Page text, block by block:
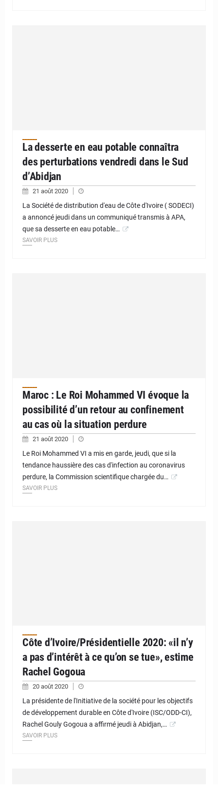
La desserte en eau potable connaîtra
des perturbations vendredi dans le Sud
d’Abidjan
21 août 2020
La Société de distribution d'eau de Côte d'Ivoire ( SODECI)
a annoncé jeudi dans un communiqué transmis à APA,
que sa desserte en eau potable…
SAVOIR PLUS
Maroc : Le Roi Mohammed VI évoque la
possibilité d’un retour au confinement
au cas où la situation perdure
21 août 2020
Le Roi Mohammed VI a mis en garde, jeudi, que si la
tendance haussière des cas d'infection au coronavirus
perdure, la Commission scientifique chargée du…
SAVOIR PLUS
Côte d’Ivoire/Présidentielle 2020: «il n’y
a pas d’intérêt à ce qu’on se tue», estime
Rachel Gogoua
20 août 2020
La présidente de l'Initiative de la société pour les objectifs
de développement durable en Côte d'Ivoire (ISC/ODD-CI),
Rachel Gouly Gogoua a affirmé jeudi à Abidjan,…
SAVOIR PLUS